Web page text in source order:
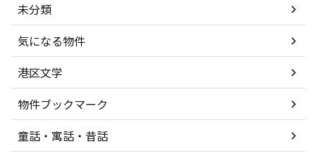
未分類
気になる物件
港区文学
物件ブックマーク
童話・寓話・昔話